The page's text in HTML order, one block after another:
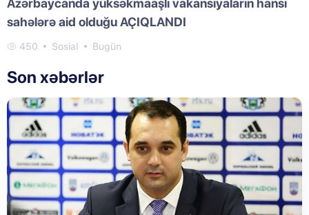
Azərbaycanda yüksəkmaaşlı vakansiyaların hansı
sahələrə aid olduğu AÇIQLANDI
450 Sosial Bugün
Son xəbərlər